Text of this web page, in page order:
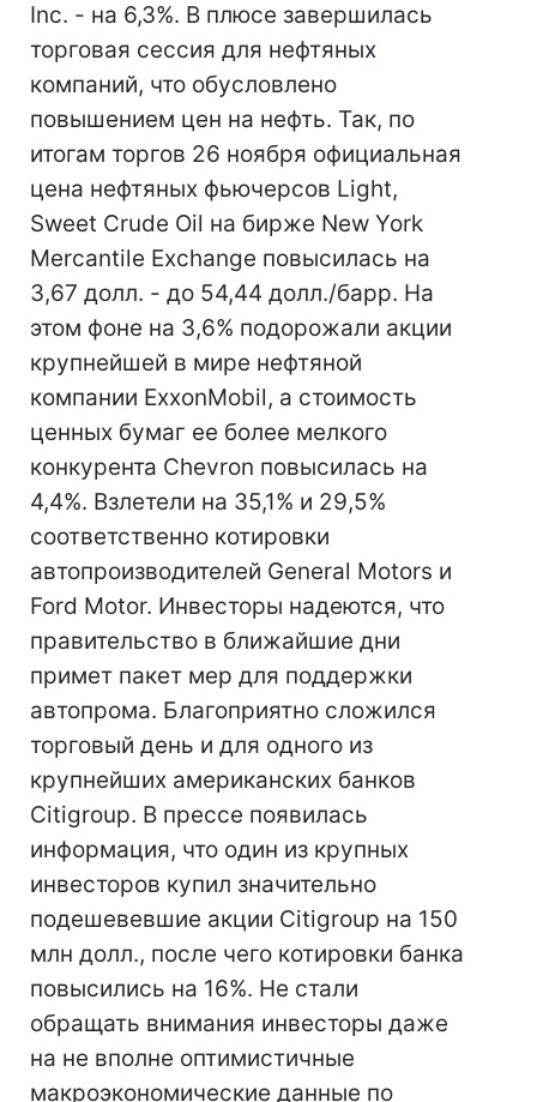
Inc. - на 6,3%. В плюсе завершилась
торговая сессия для нефтяных
компаний, что обусловлено
повышением цен на нефть. Так, по
итогам торгов 26 ноября официальная
цена нефтяных фьючерсов Light,
Sweet Crude Oil на бирже New York
Mercantile Exchange повысилась на
3,67 долл. - до 54,44 долл./барр. На
этом фоне на 3,6% подорожали акции
крупнейшей в мире нефтяной
компании ExxonMobil, а стоимость
ценных бумаг ее более мелкого
конкурента Chevron повысилась на
4,4%. Взлетели на 35,1% и 29,5%
соответственно котировки
автопроизводителей General Motors и
Ford Motor. Инвесторы надеются, что
правительство в ближайшие дни
примет пакет мер для поддержки
автопрома. Благоприятно сложился
торговый день и для одного из
крупнейших американских банков
Citigroup. В прессе появилась
информация, что один из крупных
инвесторов купил значительно
подешевевшие акции Citigroup на 150
млн долл., после чего котировки банка
повысились на 16%. Не стали
обращать внимания инвесторы даже
на не вполне оптимистичные
макроэкономические данные по